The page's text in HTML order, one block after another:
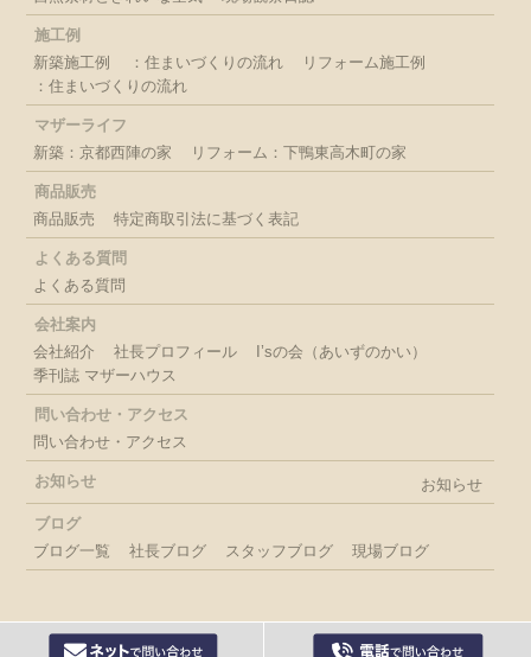
施工例
新築施工例
：住まいづくりの流れ
リフォーム施工例
：住まいづくりの流れ
マザーライフ
新築：京都西陣の家
リフォーム：下鴨東高木町の家
商品販売
商品販売
特定商取引法に基づく表記
よくある質問
よくある質問
会社案内
会社紹介
社長プロフィール
I’sの会（あいずのかい）
季刊誌 マザーハウス
問い合わせ・アクセス
問い合わせ・アクセス
お知らせ お知らせ
ブログ
ブログ一覧
社長ブログ スタッフブログ 現場ブログ